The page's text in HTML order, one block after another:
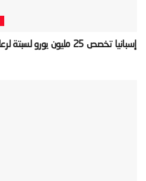
‫إسبانيا تخصص 25 مليون يورو لسبتة لرعاية القاصرين المهاجرين‬